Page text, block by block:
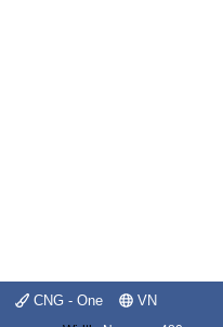
CNG - One VN